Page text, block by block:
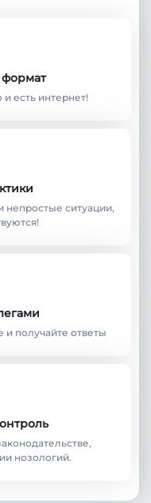
есть интернет!
непростые ситуации,
получайте ответы
нозологий.